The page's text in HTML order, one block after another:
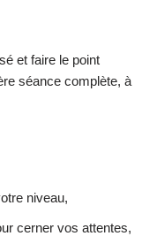
et faire le point
séance complète, à
niveau,
cerner vos attentes,